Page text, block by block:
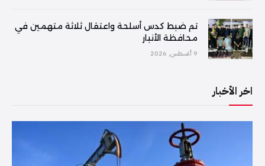
تم ضبط كدس أسلحة واعتقال ثلاثة متهمين في
محافظة الأنبار
9 أغسطس, 2026
اخر الأخبار